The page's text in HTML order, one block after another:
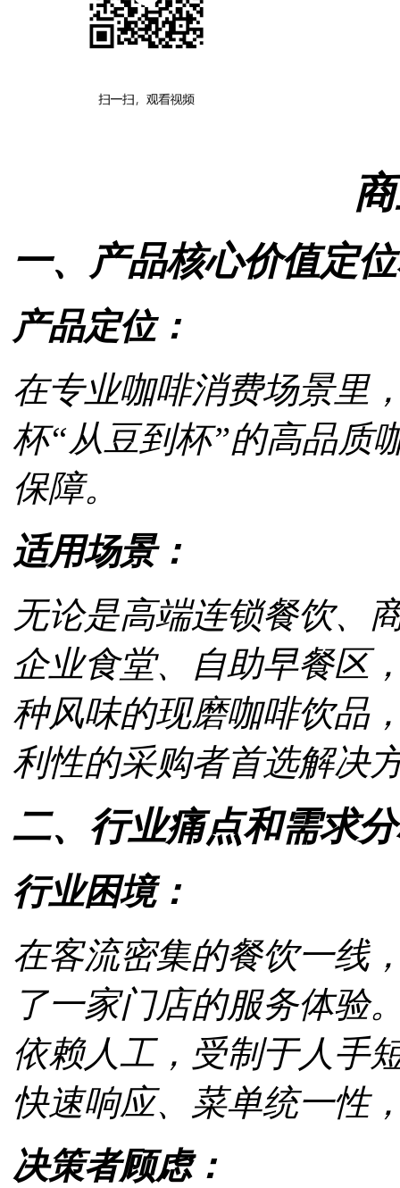
一、产品核心价值定
产品定位：
在专业咖啡消费场景里
杯“从豆到杯”的高品质
保障。
适用场景：
无论是高端连锁餐饮、
企业食堂、自助早餐区
种风味的现磨咖啡饮品
利性的采购者首选解决
二、行业痛点和需求
行业困境：
在客流密集的餐饮一线
了一家门店的服务体验
依赖人工，受制于人手
快速响应、菜单统一性
决策者顾虑：